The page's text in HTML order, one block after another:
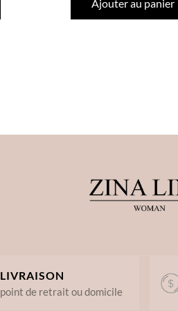
Ajouter au panier
LIVRAISON
point de retrait ou domicile